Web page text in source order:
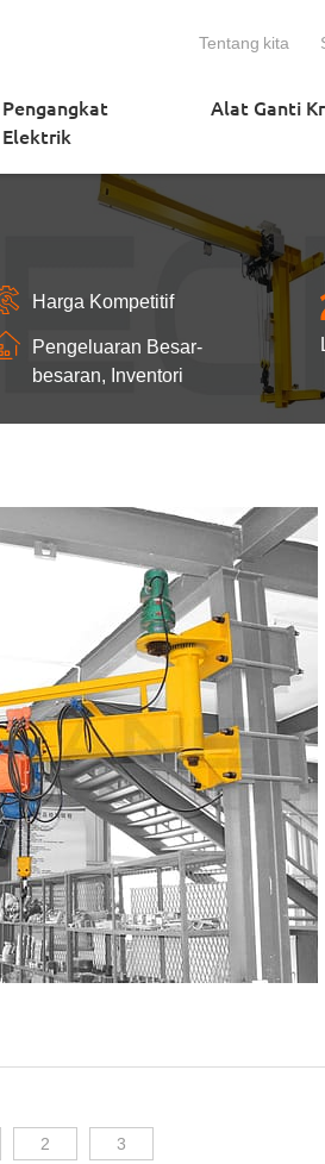
Tentang kita
Pengangkat
Elektrik
Alat Ganti
Harga Kompetitif
Pengeluaran Besar-
besaran, Inventori
2 3